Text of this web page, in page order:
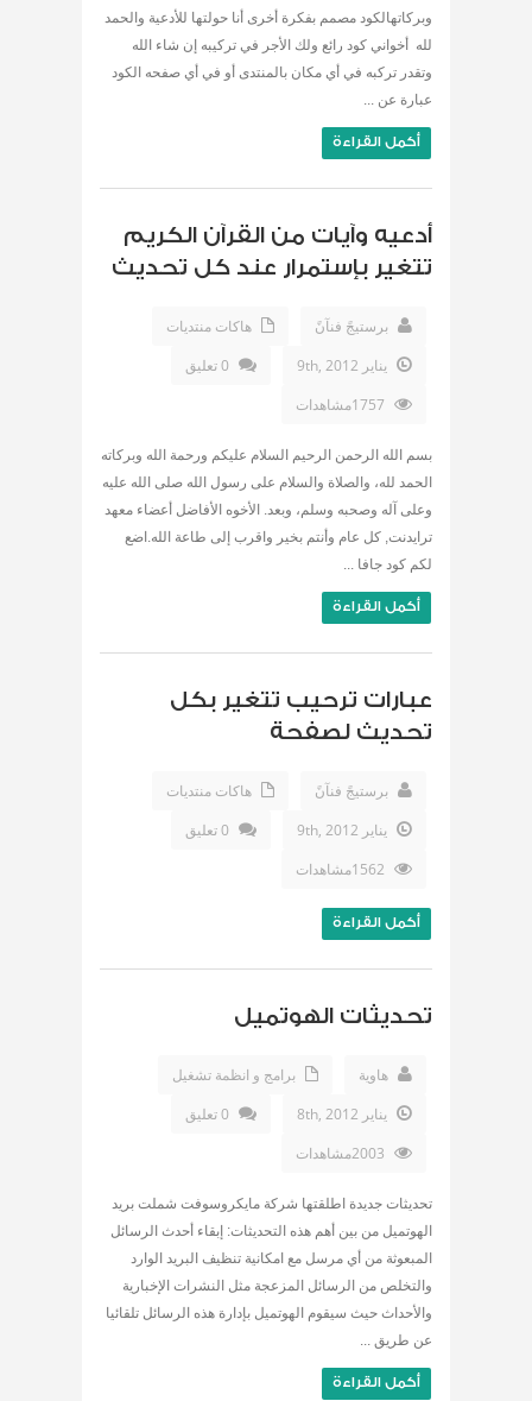
وبركاتهالكود مصمم بفكرة أخرى أنا حولتها للأدعية والحمد
لله أخواني كود رائع ولك الأجر في تركيبه إن شاء الله
وتقدر تركبه في أي مكان بالمنتدى أو في أي صفحه الكود
عبارة عن ...
أكمل القراءة
أدعيه وآيات من القرآن الكريم
تتغير بإستمرار عند كل تحديث
برستيجً فنآنً
هاكات منتديات
يناير 9th, 2012
0 تعليق
بسم الله الرحمن الرحيم السلام عليكم ورحمة الله وبركاته
الحمد لله، والصلاة والسلام على رسول الله صلى الله عليه
وعلى آله وصحبه وسلم، وبعد. الأخوه الأفاضل أعضاء معهد
ترايدنت, كل عام وأنتم بخير واقرب إلى طاعة الله.اضع
لكم كود جافا ...
أكمل القراءة
عبارات ترحيب تتغير بكل
تحديث لصفحة
برستيجً فنآنً
هاكات منتديات
يناير 9th, 2012
0 تعليق
أكمل القراءة
تحديثات الهوتميل
هاوية
برامج و انظمة تشغيل
يناير 8th, 2012
0 تعليق
تحديثات جديدة اطلقتها شركة مايكروسوفت شملت بريد
الهوتميل من بين أهم هذه التحديثات: إبقاء أحدث الرسائل
المبعوثة من أي مرسل مع امكانية تنظيف البريد الوارد
والتخلص من الرسائل المزعجة مثل النشرات الإخبارية
والأحداث حيث سيقوم الهوتميل بإدارة هذه الرسائل تلقائيا
عن طريق ...
أكمل القراءة